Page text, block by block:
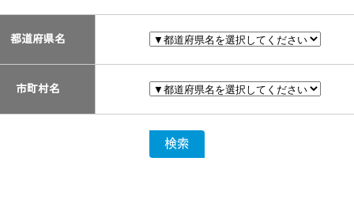
都道府県名
市町村名
検索